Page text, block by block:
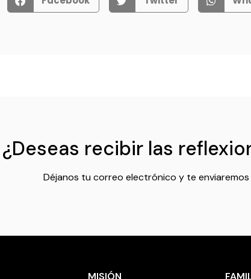
¿Deseas recibir las
Déjanos tu correo electrónico y te
MISIÓN